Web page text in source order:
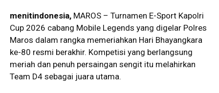
menitindonesia, MAROS – Turnamen E-Sport Kapolri
Cup 2026 cabang Mobile Legends yang digelar Polres
Maros dalam rangka memeriahkan Hari Bhayangkara
ke-80 resmi berakhir. Kompetisi yang berlangsung
meriah dan penuh persaingan sengit itu melahirkan
Team D4 sebagai juara utama.